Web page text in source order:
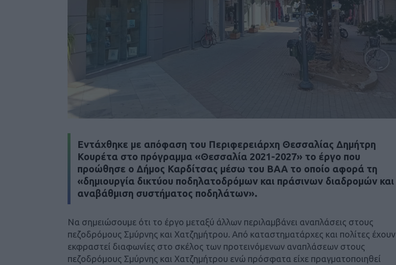
Eντάχθηκε με απόφαση του Περιφερειάρχη Θεσσαλίας Δημήτρη
Κουρέτα στο πρόγραμμα «Θεσσαλία 2021-2027» το έργο που
προώθησε ο Δήμος Καρδίτσας μέσω του ΒΑΑ το οποίο αφορά τη
«δημιουργία δικτύου ποδηλατοδρόμων και πράσινων διαδρομών και
αναβάθμιση συστήματος ποδηλάτων».
Να σημειώσουμε ότι το έργο μεταξύ άλλων περιλαμβάνει αναπλάσεις στους
πεζοδρόμους Σμύρνης και Χατζημήτρου. Από καταστηματάρχες και πολίτες έχουν
εκφραστεί διαφωνίες στο σκέλος των προτεινόμενων αναπλάσεων στους
πεζοδρόμους Σμύρνης και Χατζημήτρου ενώ πρόσφατα είχε πραγματοποιηθεί